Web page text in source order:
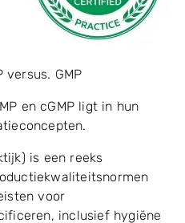
versus. GMP
en cGMP ligt in hun
is een reeks
voor
inclusief hygiëne